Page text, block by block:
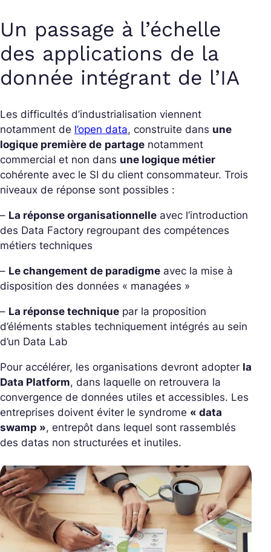
Un passage à l’échelle
des applications de la
donnée intégrant de l’IA
Les difficultés d’industrialisation viennent
notamment de l’open data, construite dans une
logique première de partage notamment
commercial et non dans une logique métier
cohérente avec le SI du client consommateur. Trois
niveaux de réponse sont possibles :
– La réponse organisationnelle avec l’introduction
des Data Factory regroupant des compétences
métiers techniques
– Le changement de paradigme avec la mise à
disposition des données « managées »
– La réponse technique par la proposition
d’éléments stables techniquement intégrés au sein
d’un Data Lab
Pour accélérer, les organisations devront adopter la
Data Platform, dans laquelle on retrouvera la
convergence de données utiles et accessibles. Les
entreprises doivent éviter le syndrome « data
swamp », entrepôt dans lequel sont rassemblés
des datas non structurées et inutiles.